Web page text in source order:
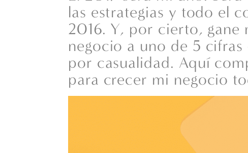
las estrategias y todo el
2016. Y, por cierto, gane
negocio a uno de 5 cifras
por casualidad. Aquí
para crecer mi negocio